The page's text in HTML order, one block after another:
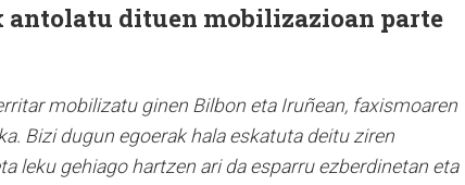
dituen mobilizazioan parte
mobilizatu ginen Bilbon eta Iruñean, faxismoaren
Bizi dugun egoerak hala eskatuta deitu ziren
leku gehiago hartzen ari da esparru ezberdinetan eta